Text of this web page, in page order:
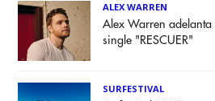
ALEX WARREN
Alex Warren adelanta
single "RESCUER"
SURFESTIVAL